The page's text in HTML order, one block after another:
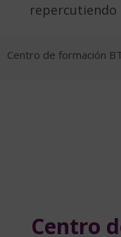
repercutiendo
Centro de formación
Centro